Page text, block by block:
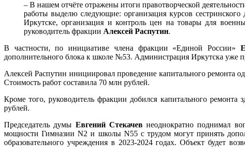
– В нашем отчёте отражены итоги правотворческой
работы выделю следующие: организация курсов
Иркутске, организация и контроль цен на товары для
руководитель фракции Алексей Распутин.
В частности, по инициативе члена фракции «Единой России»
дополнительного блока к школе №53. Администрация Иркутска уже
Алексей Распутин инициировал проведение капитального ремонта
Стоимость работ составила 70 млн рублей.
Кроме того, руководитель фракции добился капитального
рублей.
Председатель думы Евгений Стекачевнеоднократно поднимал
мощности Гимназии N2 и школы N55 с трудом могут принять
образовательного учреждения в 2023-2024 годах. Объект будет